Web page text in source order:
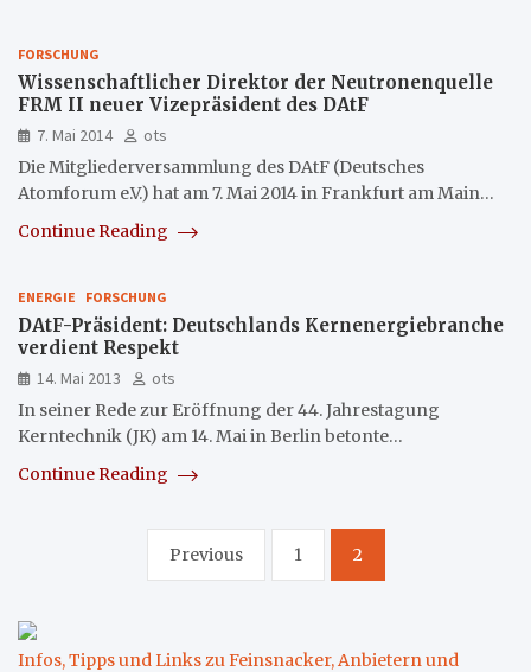
FORSCHUNG
Wissenschaftlicher Direktor der Neutronenquelle
FRM II neuer Vizepräsident des DAtF
7. Mai 2014
ots
Die Mitgliederversammlung des DAtF (Deutsches
Atomforum e.V.) hat am 7. Mai 2014 in Frankfurt am Main…
Continue Reading
ENERGIE FORSCHUNG
DAtF-Präsident: Deutschlands Kernenergiebranche
verdient Respekt
14. Mai 2013
ots
In seiner Rede zur Eröffnung der 44. Jahrestagung
Kerntechnik (JK) am 14. Mai in Berlin betonte…
Continue Reading
Seitennummerierung
Beiträge
Previous 1 2
Infos, Tipps und Links zu Feinsnacker, Anbietern und